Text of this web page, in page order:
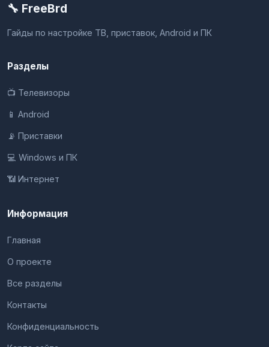
🔧 FreeBrd
Гайды по настройке ТВ, приставок, Android и ПК
Разделы
📺 Телевизоры
📱 Android
📡 Приставки
💻 Windows и ПК
📶 Интернет
Информация
Главная
О проекте
Все разделы
Контакты
Конфиденциальность